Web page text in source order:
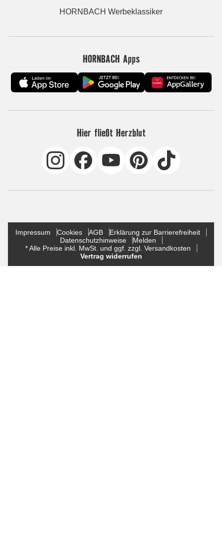
HORNBACH Werbeklassiker
HORNBACH Apps
Hier fließt Herzblut
Impressum Cookies AGB
Erklärung zur Barrierefreiheit
Datenschutzhinweise
Melden
* Alle Preise inkl. MwSt. und ggf. zzgl. Versandkosten
Vertrag widerrufen